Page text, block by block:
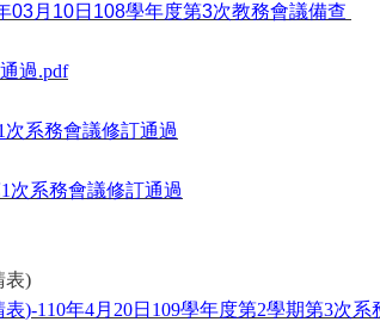
03月 10日 108學年度第3次教務會議備查
過.pdf
次系務會議修訂通過
1 次系務會議修訂通過
表)
表)-110年4月 20日 109學年度第2學期第3次系